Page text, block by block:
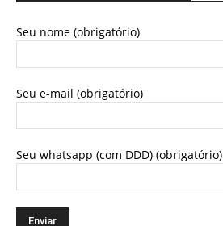
Seu nome (obrigatório)
Seu e-mail (obrigatório)
Seu whatsapp (com DDD) (obrigatório)